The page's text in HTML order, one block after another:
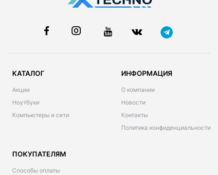
КАТАЛОГ
Акции
Ноутбуки
Компьютеры и сети
ИНФОРМАЦИЯ
О компании
Новости
Контакты
Политика конфиденциальности
ПОКУПАТЕЛЯМ
Способы оплаты